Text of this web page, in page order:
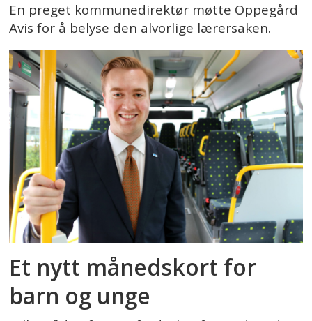
En preget kommunedirektør møtte Oppegård
Avis for å belyse den alvorlige lærersaken.
Et nytt månedskort for
barn og unge